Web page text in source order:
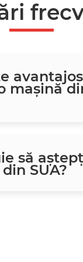
avantajos
mașină
să
SUA?